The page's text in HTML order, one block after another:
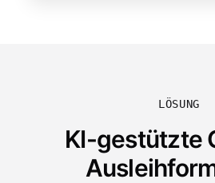
LÖSUNG
KI-gestützte